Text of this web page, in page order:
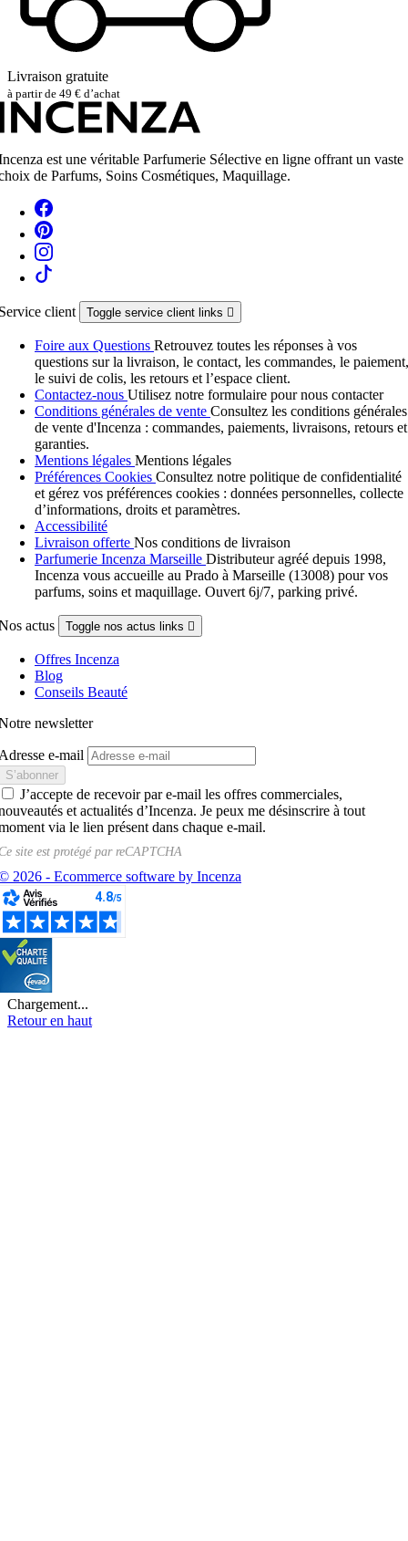
Livraison gratuite
à partir de 49 € d’achat
est une véritable Parfumerie Sélective en ligne offrant un vaste
de Parfums, Soins Cosmétiques, Maquillage.
client Toggle service client links 
Foire aux Questions Retrouvez toutes les réponses à vos
questions sur la livraison, le contact, les commandes, le paiement,
le suivi de colis, les retours et l’espace client.
Contactez-nous Utilisez notre formulaire pour nous contacter
Conditions générales de vente Consultez les conditions générales
de vente d'Incenza : commandes, paiements, livraisons, retours et
garanties.
Mentions légales Mentions légales
Préférences Cookies Consultez notre politique de confidentialité
et gérez vos préférences cookies : données personnelles, collecte
d’informations, droits et paramètres.
Accessibilité
Livraison offerte Nos conditions de livraison
Parfumerie Incenza Marseille Distributeur agréé depuis 1998,
Incenza vous accueille au Prado à Marseille (13008) pour vos
parfums, soins et maquillage. Ouvert 6j/7, parking privé.
actus Toggle nos actus links 
Offres Incenza
Blog
Conseils Beauté
newsletter
e-mail
J’accepte de recevoir par e-mail les offres commerciales,
et actualités d’Incenza. Je peux me désinscrire à tout
via le lien présent dans chaque e-mail.
site est protégé parreCAPTCHA
2026 - Ecommerce software by Incenza
Chargement...
Retour en haut